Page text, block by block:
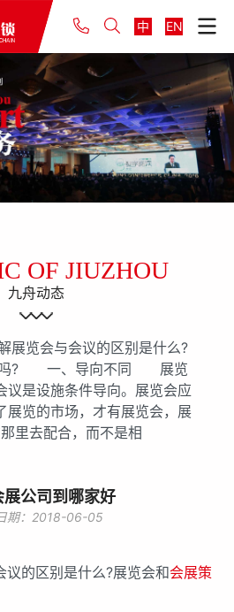
中 EN
OF JIUZHOU
九舟动态
览会与会议的区别是什么?
吗? 一、导向不同 展览
议是设施条件导向。展览会应
展览的市场，才有展览会，展
里去配合，而不是相
展公司到哪家好
期：2018-06-05
的区别是什么?展览会和会展策